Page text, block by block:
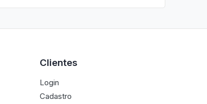
Clientes
Login
Cadastro